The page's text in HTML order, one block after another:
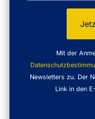
Mit der
Newsletters zu. Der
Link in den